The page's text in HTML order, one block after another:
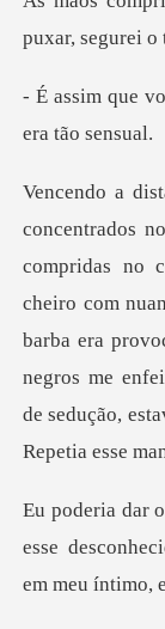
puxar, segure
cheiro com
barba era
negros me e
esse